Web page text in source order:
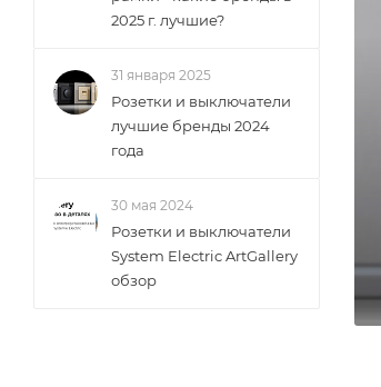
2025 г. лучшие?
31 января 2025
Розетки и выключатели
лучшие бренды 2024
года
30 мая 2024
Розетки и выключатели
System Electric ArtGallery
обзор